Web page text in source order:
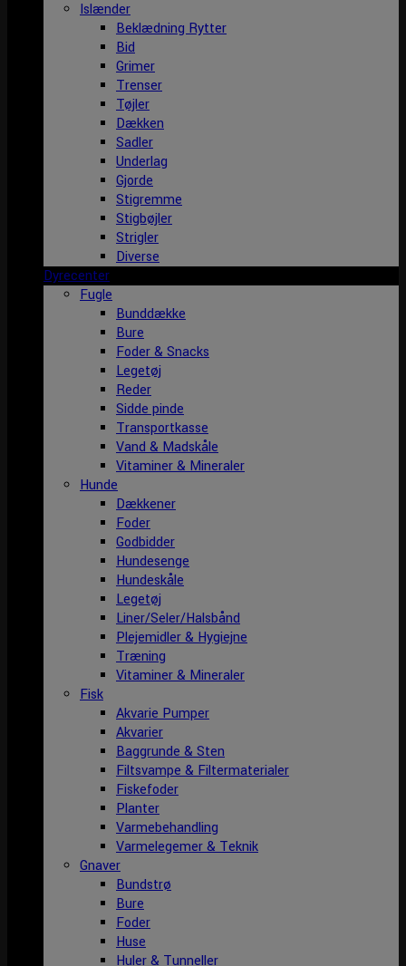
Islænder
Beklædning Rytter
Bid
Grimer
Trenser
Tøjler
Dækken
Sadler
Underlag
Gjorde
Stigremme
Stigbøjler
Strigler
Diverse
Dyrecenter
Fugle
Bunddække
Bure
Foder & Snacks
Legetøj
Reder
Sidde pinde
Transportkasse
Vand & Madskåle
Vitaminer & Mineraler
Hunde
Dækkener
Foder
Godbidder
Hundesenge
Hundeskåle
Legetøj
Liner/Seler/Halsbånd
Plejemidler & Hygiejne
Træning
Vitaminer & Mineraler
Fisk
Akvarie Pumper
Akvarier
Baggrunde & Sten
Filtsvampe & Filtermaterialer
Fiskefoder
Planter
Varmebehandling
Varmelegemer & Teknik
Gnaver
Bundstrø
Bure
Foder
Huse
Huler & Tunneller